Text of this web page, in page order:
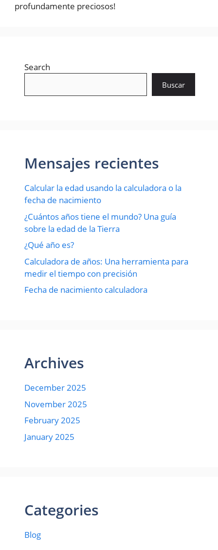
profundamente preciosos!
Search
Buscar
Mensajes recientes
Calcular la edad usando la calculadora o la
fecha de nacimiento
¿Cuántos años tiene el mundo? Una guía
sobre la edad de la Tierra
¿Qué año es?
Calculadora de años: Una herramienta para
medir el tiempo con precisión
Fecha de nacimiento calculadora
Archives
December 2025
November 2025
February 2025
January 2025
Categories
Blog